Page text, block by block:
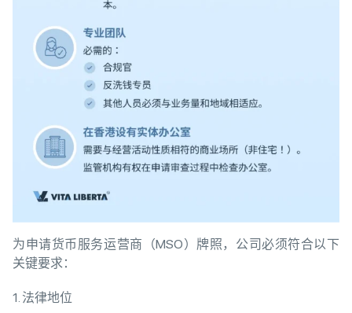
为申请货币服务运营商（MSO）牌照，公司必须符合以下
关键要求：
1. 法律地位